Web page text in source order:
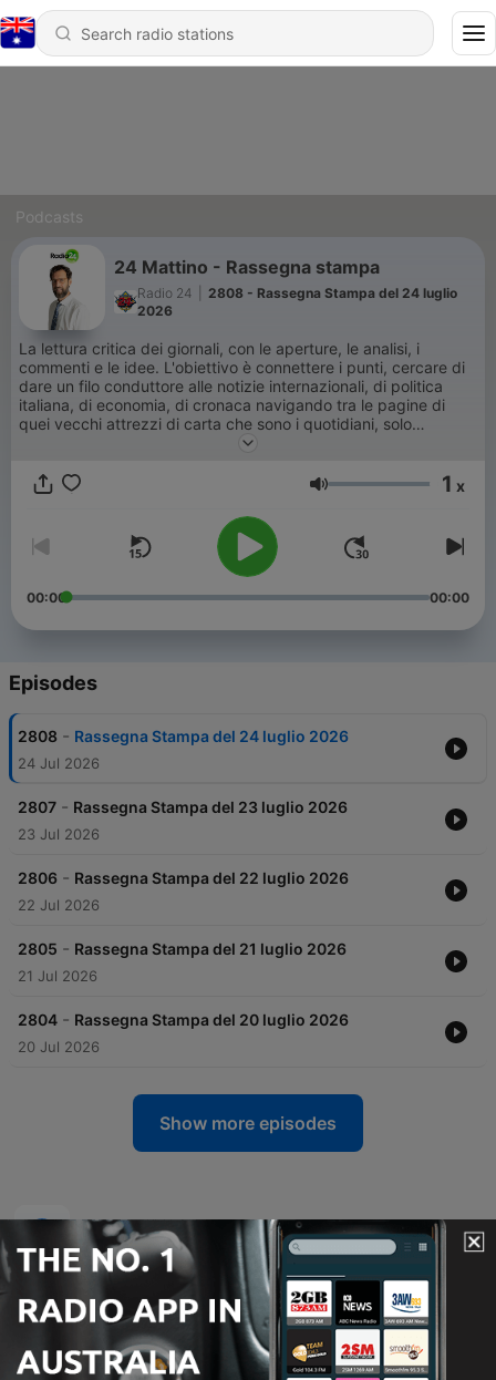
Podcasts
24 Mattino - Rassegna stampa
Radio 24
2808 - Rassegna Stampa del 24 luglio
2026
La lettura critica dei giornali, con le aperture, le analisi, i
commenti e le idee. L'obiettivo è connettere i punti, cercare di
dare un filo conduttore alle notizie internazionali, di politica
italiana, di economia, di cronaca navigando tra le pagine di
quei vecchi attrezzi di carta che sono i quotidiani, solo
apparentemente anacronistici. La squadra:
Santoro.
Volume 1 x
00:00 00:00
Episodes
2808 - Rassegna Stampa del 24 luglio 2026
24 Jul 2026
2807 - Rassegna Stampa del 23 luglio 2026
23 Jul 2026
2806 - Rassegna Stampa del 22 luglio 2026
22 Jul 2026
2805 - Rassegna Stampa del 21 luglio 2026
21 Jul 2026
2804 - Rassegna Stampa del 20 luglio 2026
20 Jul 2026
Show more episodes
Radio 24 podcasts